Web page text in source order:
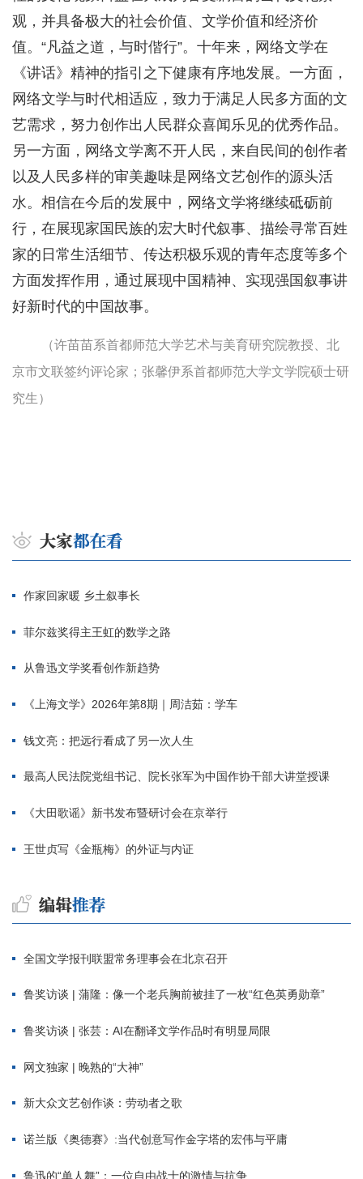
观，并具备极大的社会价值、文学价值和经济价
值。“凡益之道，与时偕行”。十年来，网络文学在
《讲话》精神的指引之下健康有序地发展。一方面，
网络文学与时代相适应，致力于满足人民多方面的文
艺需求，努力创作出人民群众喜闻乐见的优秀作品。
另一方面，网络文学离不开人民，来自民间的创作者
以及人民多样的审美趣味是网络文艺创作的源头活
水。相信在今后的发展中，网络文学将继续砥砺前
行，在展现家国民族的宏大时代叙事、描绘寻常百姓
家的日常生活细节、传达积极乐观的青年态度等多个
方面发挥作用，通过展现中国精神、实现强国叙事讲
好新时代的中国故事。
（许苗苗系首都师范大学艺术与美育研究院教授、北
京市文联签约评论家；张馨伊系首都师范大学文学院硕士研
究生）
作家回家暖 乡土叙事长
菲尔兹奖得主王虹的数学之路
从鲁迅文学奖看创作新趋势
《上海文学》2026年第8期｜周洁茹：学车
钱文亮：把远行看成了另一次人生
最高人民法院党组书记、院长张军为中国作协干部大讲堂授课
《大田歌谣》新书发布暨研讨会在京举行
王世贞写《金瓶梅》的外证与内证
全国文学报刊联盟常务理事会在北京召开
鲁奖访谈 | 蒲隆：像一个老兵胸前被挂了一枚“红色英勇勋章”
鲁奖访谈 | 张芸：AI在翻译文学作品时有明显局限
网文独家 | 晚熟的“大神”
新大众文艺创作谈：劳动者之歌
诺兰版《奥德赛》:当代创意写作金字塔的宏伟与平庸
鲁迅的“单人舞”：一位自由战士的激情与抗争